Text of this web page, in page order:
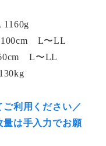
100cm L〜LL
60cm L〜LL
ご利用ください／
量は手入力でお願